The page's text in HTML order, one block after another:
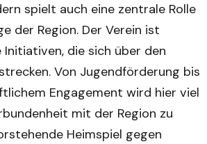
spielt auch eine zentrale Rolle
der Region. Der Verein ist
die sich über den
Von Jugendförderung bis
Engagement wird hier viel
mit der Region zu
Heimspiel gegen